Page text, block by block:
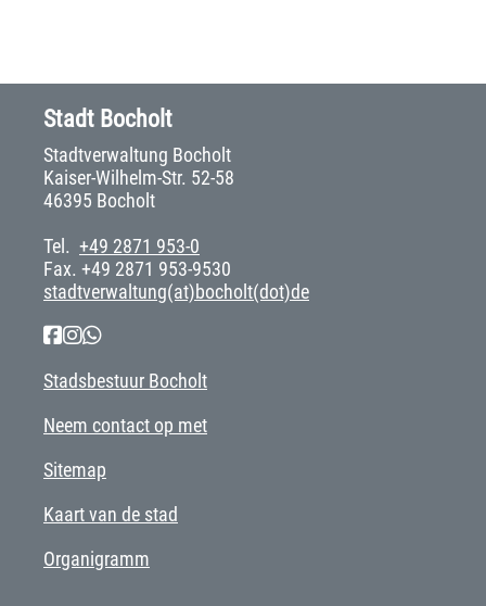
Stadt Bocholt
Stadtverwaltung Bocholt
Kaiser-Wilhelm-Str. 52-58
46395 Bocholt
Tel. +49 2871 953-0
Fax. +49 2871 953-9530
stadtverwaltung(at)bocholt(dot)de
Stadsbestuur Bocholt
Neem contact op met
Sitemap
Kaart van de stad
Organigramm